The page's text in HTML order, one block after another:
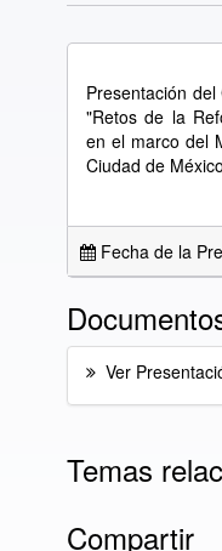
Presentación
"Retos de la
en el marco del
Ciudad de
Fecha de la
Ver
Temas
Compartir